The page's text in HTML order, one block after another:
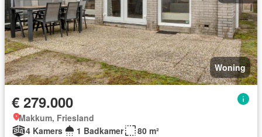
Woning
€ 279.000
Makkum, Friesland
4 Kamers
1 Badkamer
80 m²